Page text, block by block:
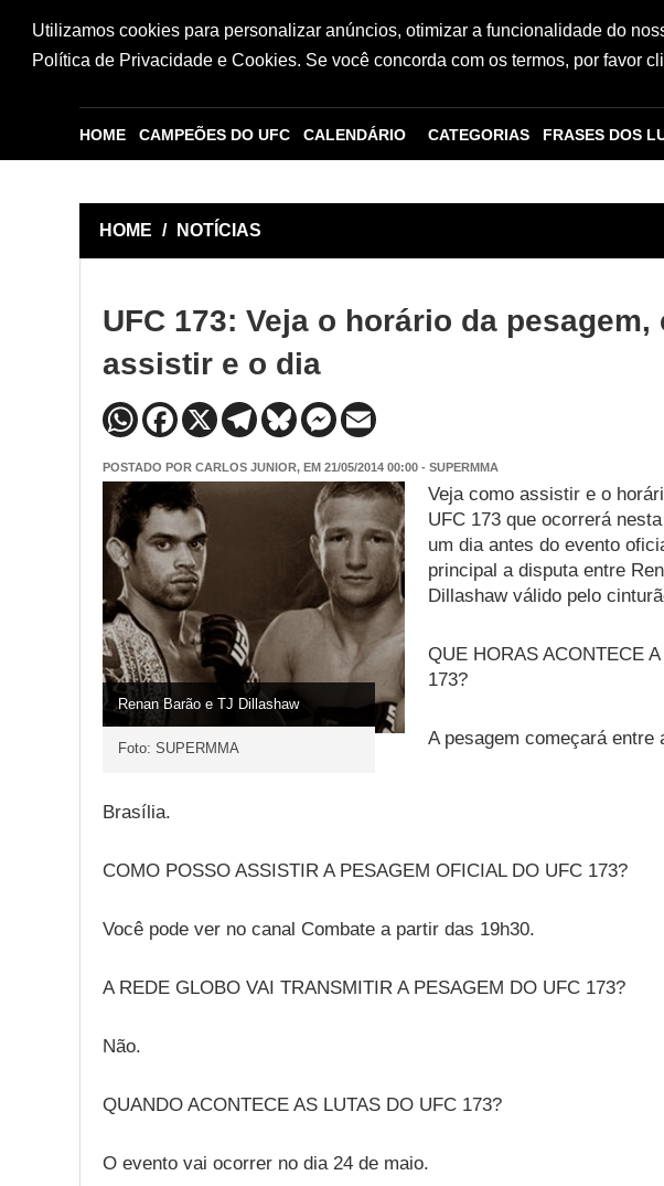
Utilizamos cookies para personalizar anúncios, otimizar a funcionalidade do
Política de Privacidade e Cookies. Se você concorda com os termos, por favor
HOME CAMPEÕES DO UFC CALENDÁRIO CATEGORIAS FRASES DOS
HOME / NOTÍCIAS
UFC 173: Veja o horário da pesagem,
assistir e o dia
POSTADO POR CARLOS JUNIOR, EM 21/05/2014 00:00 - SUPERMMA
Renan Barão e TJ Dillashaw
Foto: SUPERMMA
Veja como assistir e o
UFC 173 que ocorrerá
um dia antes do evento
principal a disputa entre
Dillashaw válido pelo
QUE HORAS ACONTECE
173?
A pesagem começará entre
Brasília.
COMO POSSO ASSISTIR A PESAGEM OFICIAL DO UFC 173?
Você pode ver no canal Combate a partir das 19h30.
A REDE GLOBO VAI TRANSMITIR A PESAGEM DO UFC 173?
Não.
QUANDO ACONTECE AS LUTAS DO UFC 173?
O evento vai ocorrer no dia 24 de maio.